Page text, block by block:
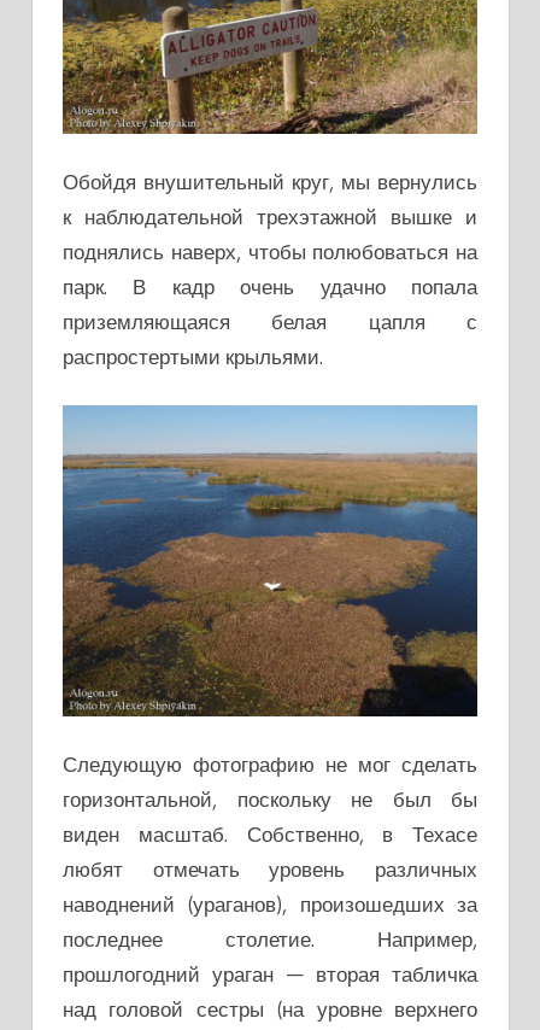
Обойдя внушительный круг, мы вернулись
к наблюдательной трехэтажной вышке и
поднялись наверх, чтобы полюбоваться на
парк. В кадр очень удачно попала
приземляющаяся белая цапля с
распростертыми крыльями.
Следующую фотографию не мог сделать
горизонтальной, поскольку не был бы
виден масштаб. Собственно, в Техасе
любят отмечать уровень различных
наводнений (ураганов), произошедших за
последнее столетие. Например,
прошлогодний ураган — вторая табличка
над головой сестры (на уровне верхнего